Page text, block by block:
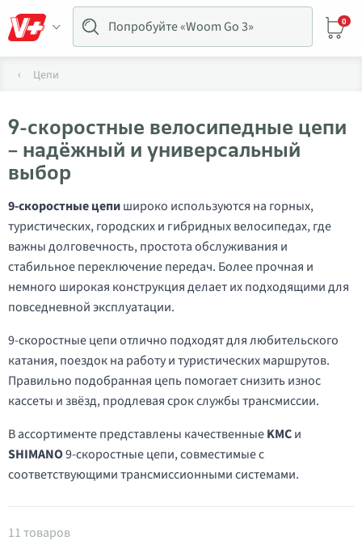
0
Цепи
9-скоростные велосипедные цепи
– надёжный и универсальный
выбор
9-скоростные цепишироко используются на горных,
туристических, городских и гибридных велосипедах, где
важны долговечность, простота обслуживания и
стабильное переключение передач. Более прочная и
немного широкая конструкция делает их подходящими для
повседневной эксплуатации.
9-скоростные цепи отлично подходят для любительского
катания, поездок на работу и туристических маршрутов.
Правильно подобранная цепь помогает снизить износ
кассеты и звёзд, продлевая срок службы трансмиссии.
В ассортименте представлены качественныеKMCи
SHIMANO9-скоростные цепи, совместимые с
соответствующими трансмиссионными системами.
Товары в категории Цепи на 9 скоростей
11 товаров